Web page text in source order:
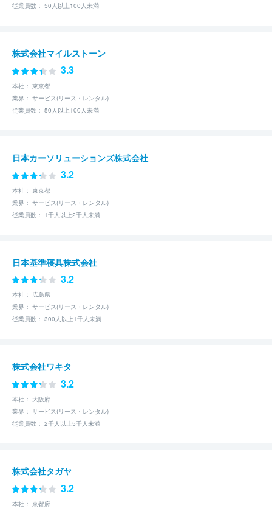
従業員数： 50人以上100人未満
株式会社マイルストーン
3.3
本社： 東京都
業界： サービス(リース・レンタル)
従業員数： 50人以上100人未満
日本カーソリューションズ株式会社
3.2
本社： 東京都
業界： サービス(リース・レンタル)
従業員数： 1千人以上2千人未満
日本基準寝具株式会社
3.2
本社： 広島県
業界： サービス(リース・レンタル)
従業員数： 300人以上1千人未満
株式会社ワキタ
3.2
本社： 大阪府
業界： サービス(リース・レンタル)
従業員数： 2千人以上5千人未満
株式会社タガヤ
3.2
本社： 京都府